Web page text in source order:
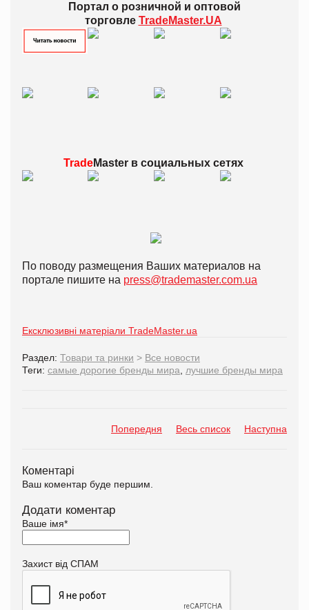
Портал о розничной и оптовой
торговле TradeMaster.UA
TradeMaster всоциальных сетях
По поводу размещения Ваших материалов на
портале пишите на press@trademaster.com.ua
Ексклюзивні матеріали TradeMaster.ua
Раздел: Товари та ринки > Все новости
Теги: самые дорогие бренды мира лучшие бренды мира
Попередня Весь список Наступна
Коментарі
Ваш коментар буде першим.
Додати коментар
Ваше імя*
Захист від СПАМ